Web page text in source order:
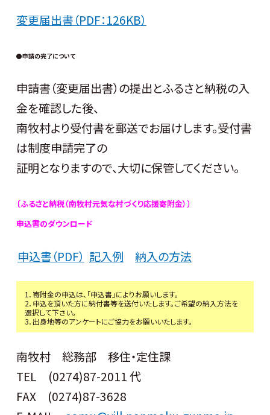
変更届出書（PDF：126KB）
●申請の完了について
申請書（変更届出書）の提出とふるさと納税の入
金を確認した後、
南牧村より受付書を郵送でお届けします。受付書
は制度申請完了の
証明となりますので、大切に保管してください。
〔ふるさと納税（南牧村元気な村づくり応援寄附金）〕
申込書のダウンロード
申込書（PDF） 記入例 納入の方法
1．寄附金の申込は、「申込書」によりお願いします。
2．申込を頂いた方に納付書等を送付いたします。ご希望の納入方法を
選択して下さい。
3．出身地等のアンケートにご協力をお願いいたします。
南牧村 総務部 移住・定住課
TEL (0274)87-2011 代
FAX (0274)87-3628